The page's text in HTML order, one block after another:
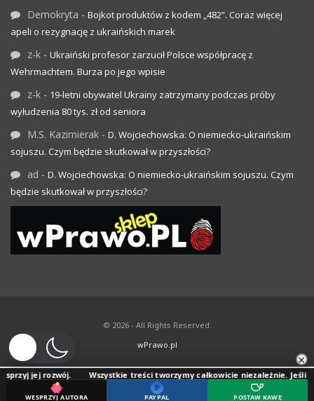
Demokryta - Bojkot produktów z kodem „482”. Coraz więcej
apeli o rezygnację z ukraińskich marek
z-k - Ukraiński profesor zarzucił Polsce współpracę z
Wehrmachtem. Burza po jego wpisie
z-k - 19-letni obywatel Ukrainy zatrzymany podczas próby
wyłudzenia 80 tys. zł od seniora
M.S. Kazimierak - D. Wojciechowska: O niemiecko-ukraińskim
sojuszu. Czym będzie skutkował w przyszłości?
ad - D. Wojciechowska: O niemiecko-ukraińskim sojuszu. Czym
będzie skutkował w przyszłości?
© 2026 - All Rights Reserved.
wPrawo.pl
×
Wszystkie treści tworzymy całkowicie niezależnie. Jeśli doceniasz
WESPRZYJ AUTORA PAYPAL POSTAW KAWĘ